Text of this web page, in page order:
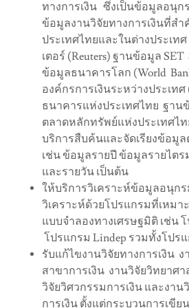
ทางการเงิน ซึ่งเป็นข้อมูลอนุก
ข้อมูลงานวิจัยทางการเงินที่ส
ประเทศไทยและในต่างประเท
เตอร์ (Reuters) ฐานข้อมูล
ข้อมูลธนาคารโลก (World
องค์กรการเงินระหว่างประเท
ธนาคารแห่งประเทศไทย ฐาน
ตลาดหลักทรัพย์แห่งประเทศไ
บริการสืบค้นและจัดเรียงข้อมู
เช่น ข้อมูลรายปี ข้อมูลรายไต
และรายวัน เป็นต้น
ให้บริการวิเคราะห์ข้อมูลอนุก
วิเคราะห์ด้วยโปรแกรมที่เหม
แบบจำลองทางเศรษฐมิติ เช่น
โปรแกรม Lindep รวมทั้งโปร
รับแก้ไขงานวิจัยทางการเงิน
สาขาการเงิน งานวิจัยวิทยาศา
วิจัยวิศวกรรมการเงิน และงาน
การเงิน ตั้งแต่กระบวนการเขีย